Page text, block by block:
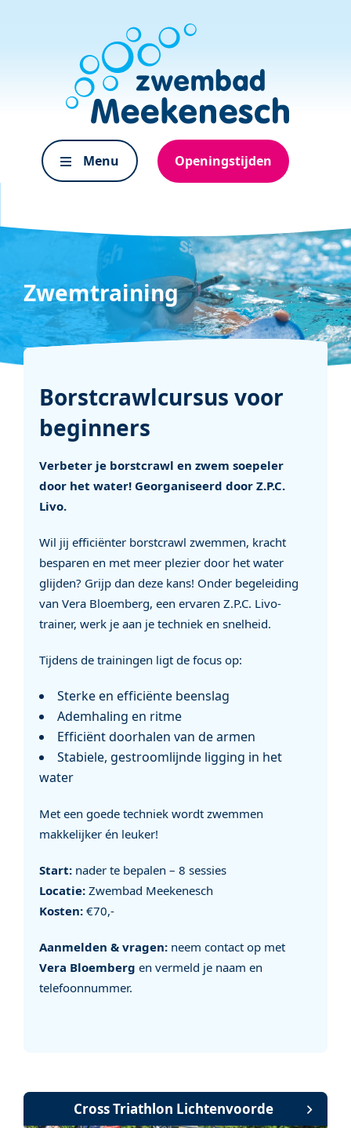
Menu Openingstijden
Zwemtraining
Borstcrawlcursus voor
beginners
Verbeter je borstcrawl en zwem soepeler
door het water! Georganiseerd door Z.P.C.
Livo.
Wil jij efficiënter borstcrawl zwemmen, kracht
besparen en met meer plezier door het water
glijden? Grijp dan deze kans! Onder begeleiding
van Vera Bloemberg, een ervaren Z.P.C. Livo-
trainer, werk je aan je techniek en snelheid.
Tijdens de trainingen ligt de focus op:
Sterke en efficiënte beenslag
Ademhaling en ritme
Efficiënt doorhalen van de armen
Stabiele, gestroomlijnde ligging in het
water
Met een goede techniek wordt zwemmen
makkelijker én leuker!
Start: nader te bepalen – 8 sessies
Locatie: Zwembad Meekenesch
Kosten: €70,-
Aanmelden & vragen: neem contact op met
Vera Bloemberg en vermeld je naam en
telefoonnummer.
Cross Triathlon Lichtenvoorde